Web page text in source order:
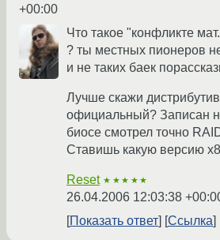
+00:00
Что такое "конфликте
? ты местных пионеров
и не таких баек
Лучше скажи
официальный? Записан
биосе смотрел точно
Ставишь какую версию
Reset ★★★★★
26.04.2006 12:03:38
Показать ответ
Ссылка